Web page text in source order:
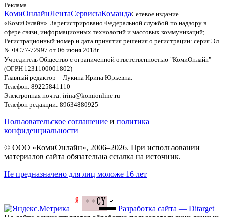
Реклама
КомиОнлайнЛентаСервисыКомандаСетевое издание
«КомиОнлайн». Зарегистрировано Федеральной службой по надзору в
сфере связи, информационных технологий и массовых коммуникаций;
Регистрационный номер и дата принятия решения о регистрации: серия Эл
№ ФС77-72997 от 06 июня 2018г.
Учредитель Общество с ограниченной ответственностью "КомиОнлайн"
(ОГРН 1231100001802)
Главный редактор – Лукина Ирина Юрьевна.
Телефон: 89225841110
Электронная почта: irina@komionline.ru
Телефон редакции: 89634880925
Пользовательское соглашение и политика
конфиденциальности
© ООО «КомиОнлайн», 2006–2026. При использовании
материалов сайта обязательна ссылка на источник.
Не предназначено для лиц моложе 16 лет
Разработка сайта — Ditarget